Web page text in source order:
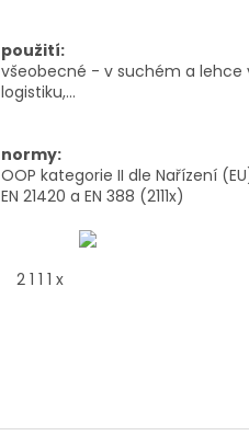
použití:
všeobecné - v suchém a lehce
logistiku,...
normy:
OOP kategorie II dle Nařízení
EN 21420 a EN 388 (2111x)
2 1 1 1 x